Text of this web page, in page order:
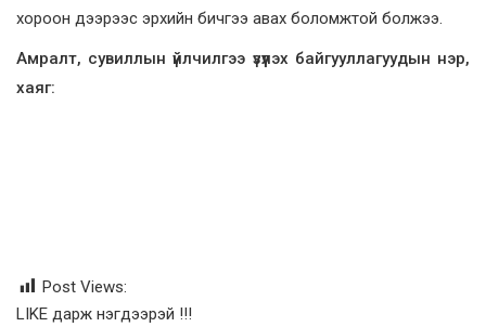
хороон дээрээс эрхийн бичгээ авах боломжтой болжээ.
Амралт, сувиллын үйлчилгээ үзүүлэх байгууллагуудын нэр,
хаяг:
Post Views:
LIKE дарж нэгдээрэй !!!